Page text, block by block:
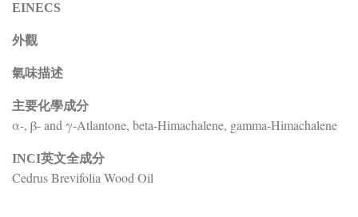
EINECS
外觀
氣味描述
主要化學成分
α-, β- and γ-Atlantone, beta-Himachalene, gamma-Himachalene
INCI英文全成分
Cedrus Brevifolia Wood Oil